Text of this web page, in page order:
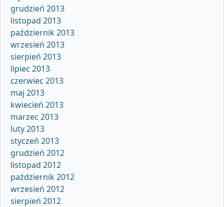
grudzień 2013
listopad 2013
październik 2013
wrzesień 2013
sierpień 2013
lipiec 2013
czerwiec 2013
maj 2013
kwiecień 2013
marzec 2013
luty 2013
styczeń 2013
grudzień 2012
listopad 2012
październik 2012
wrzesień 2012
sierpień 2012